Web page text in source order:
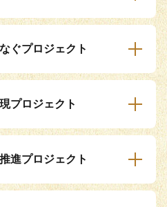
ぐプロジェクト
プロジェクト
進プロジェクト